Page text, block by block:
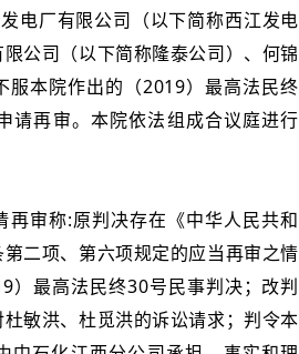
电厂有限公司（以下简称西江发电
公司（以下简称隆泰公司）、何锦
服本院作出的（2019）最高法民终
请再审。本院依法组成合议庭进行
再审称:原判决存在《中华人民共和
二项、第六项规定的应当再审之情
）最高法民终30号民事判决；改判
敏洪、杜觅洪的诉讼请求；判令本